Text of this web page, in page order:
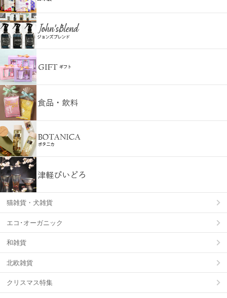
猫雑貨・犬雑貨
エコ･オーガニック
和雑貨
北欧雑貨
クリスマス特集